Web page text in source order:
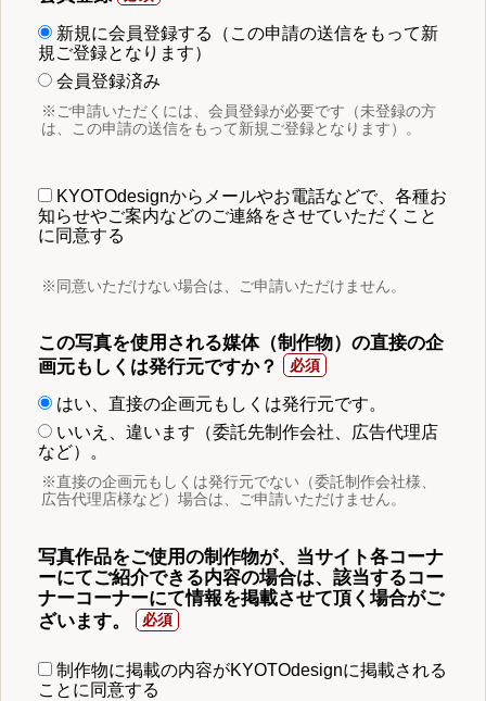
新規に会員登録する（この申請の送信をもって新
規ご登録となります）
会員登録済み
※ご申請いただくには、会員登録が必要です（未登録の方
は、この申請の送信をもって新規ご登録となります）。
KYOTOdesignからメールやお電話などで、各種お
知らせやご案内などのご連絡をさせていただくこと
に同意する
※同意いただけない場合は、ご申請いただけません。
この写真を使用される媒体（制作物）の直接の企
画元もしくは発行元ですか？
はい、直接の企画元もしくは発行元です。
いいえ、違います（委託先制作会社、広告代理店
など）。
※直接の企画元もしくは発行元でない（委託制作会社様、
広告代理店様など）場合は、ご申請いただけません。
写真作品をご使用の制作物が、当サイト各コーナ
ーにてご紹介できる内容の場合は、該当するコー
ナーコーナーにて情報を掲載させて頂く場合がご
ざいます。
制作物に掲載の内容がKYOTOdesignに掲載される
ことに同意する